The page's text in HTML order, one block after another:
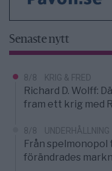
Senaste nytt
8/8 KRIG & FRED
Richard D. Wolff:
fram ett krig med
8/8 UNDERHÅLLNING
Från spelmonopol
förändrades